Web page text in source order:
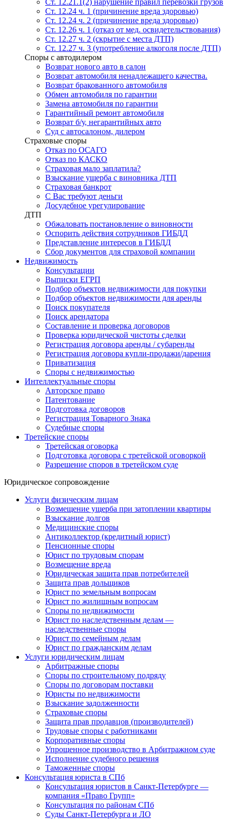
Ст. 12.21.1(2) нарушение правил перевозки грузов
Ст. 12.24 ч. 1 (причинение вреда здоровью)
Ст. 12.24 ч. 2 (причинение вреда здоровью)
Ст. 12.26 ч. 1 (отказ от мед. освидетельствования)
Ст. 12.27 ч. 2 (скрытие с места ДТП)
Ст. 12.27 ч. 3 (употребление алкоголя после ДТП)
Споры с автодилером
Возврат нового авто в салон
Возврат автомобиля ненадлежащего качества.
Возврат бракованного автомобиля
Обмен автомобиля по гарантии
Замена автомобиля по гарантии
Гарантийный ремонт автомобиля
Возврат б/у, негарантийных авто
Суд с автосалоном, дилером
Страховые споры
Отказ по ОСАГО
Отказ по КАСКО
Страховая мало заплатила?
Взыскание ущерба с виновника ДТП
Страховая банкрот
С Вас требуют деньги
Досудебное урегулирование
ДТП
Обжаловать постановление о виновности
Оспорить действия сотрудников ГИБДД
Представление интересов в ГИБДД
Сбор документов для страховой компании
Недвижимость
Консультации
Выписки ЕГРП
Подбор объектов недвижимости для покупки
Подбор объектов недвижимости для аренды
Поиск покупателя
Поиск арендатора
Составление и проверка договоров
Проверка юридической чистоты сделки
Регистрация договора аренды / субаренды
Регистрация договора купли-продажи/дарения
Приватизация
Cпоры с недвижимостью
Интеллектуальные споры
Авторское право
Патентование
Подготовка договоров
Регистрация Товарного Знака
Судебные споры
Третейские споры
Третейская оговорка
Подготовка договора с третейской оговоркой
Разрешение споров в третейском суде
Юридическое сопровождение
Услуги физическим лицам
Возмещение ущерба при затоплении квартиры
Взыскание долгов
Медицинские споры
Антиколлектор (кредитный юрист)
Пенсионные споры
Юрист по трудовым спорам
Возмещение вреда
Юридическая защита прав потребителей
Защита прав дольщиков
Юрист по земельным вопросам
Юрист по жилищным вопросам
Споры по недвижимости
Юрист по наследственным делам —
наследственные споры
Юрист по семейным делам
Юрист по гражданским делам
Услуги юридическим лицам
Арбитражные споры
Споры по строительному подряду
Споры по договорам поставки
Юристы по недвижимости
Взыскание задолженности
Страховые споры
Защита прав продавцов (производителей)
Трудовые споры с работниками
Корпоративные споры
Упрощенное производство в Арбитражном суде
Исполнение судебного решения
Таможенные споры
Консультация юриста в СПб
Консультация юристов в Санкт-Петербурге —
компания «Право Групп»
Консультация по районам СПб
Суды Санкт-Петербурга и ЛО